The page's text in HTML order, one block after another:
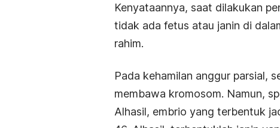
Kenyataannya, saat dilakukan
tidak ada fetus atau janin di
rahim.
Pada kehamilan anggur parsial,
membawa kromosom. Namun,
Alhasil, embrio yang terbentuk